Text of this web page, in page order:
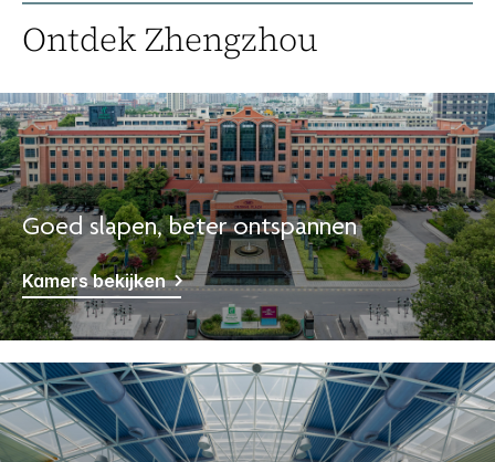
OntdekZhengzhou
Goed slapen, beter ontspannen
Kamers bekijken